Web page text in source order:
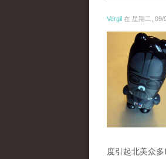
Vergil 在 星期二, 09/
图片来源：
度引起北美众多